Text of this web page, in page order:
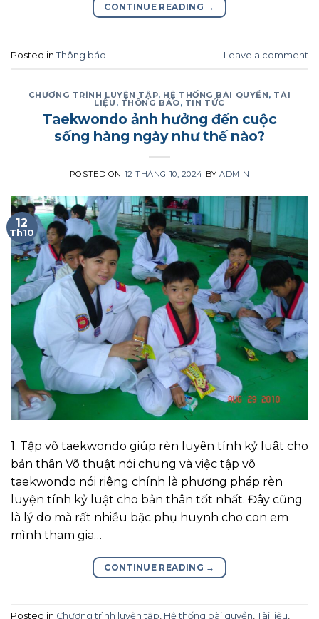
CONTINUE READING →
Posted in Thông báo Leave a comment
CHƯƠNG TRÌNH LUYỆN TẬP, HỆ THỐNG BÀI QUYỀN, TÀI
LIỆU , THÔNG BÁO, TIN TỨC
Taekwondo ảnh hưởng đến cuộc
sống hàng ngày như thế nào?
POSTED ON 12 THÁNG 10, 2024 BYADMIN
12
Th10
1. Tập võ taekwondo giúp rèn luyện tính kỷ luật cho
bản thân Võ thuật nói chung và việc tập võ
taekwondo nói riêng chính là phương pháp rèn
luyện tính kỷ luật cho bản thân tốt nhất. Đây cũng
là lý do mà rất nhiều bậc phụ huynh cho con em
mình tham gia…
CONTINUE READING →
Posted in Chương trình luyện tập, Hệ thống bài quyền, Tài liệu,